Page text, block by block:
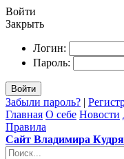
Войти
Закрыть
Логин:
Пароль:
Войти
Забыли пароль? |
Главная О себе Новости
Правила
Сайт Владимира